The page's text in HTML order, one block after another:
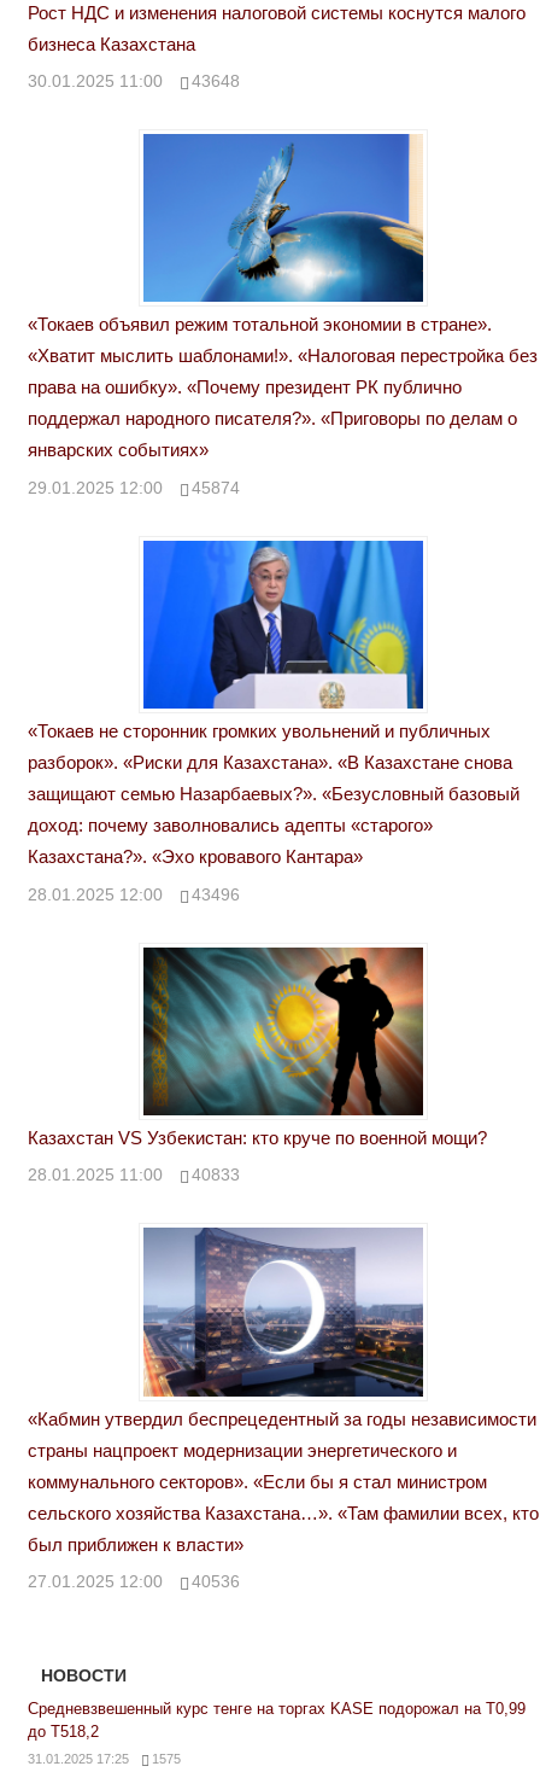
Рост НДС и изменения налоговой системы коснутся малого
бизнеса Казахстана
30.01.2025 11:00 43648
«Токаев объявил режим тотальной экономии в стране».
«Хватит мыслить шаблонами!». «Налоговая перестройка без
права на ошибку». «Почему президент РК публично
поддержал народного писателя?». «Приговоры по делам о
январских событиях»
29.01.2025 12:00 45874
«Токаев не сторонник громких увольнений и публичных
разборок». «Риски для Казахстана». «В Казахстане снова
защищают семью Назарбаевых?». «Безусловный базовый
доход: почему заволновались адепты «старого»
Казахстана?». «Эхо кровавого Кантара»
28.01.2025 12:00 43496
Казахстан VS Узбекистан: кто круче по военной мощи?
28.01.2025 11:00 40833
«Кабмин утвердил беспрецедентный за годы независимости
страны нацпроект модернизации энергетического и
коммунального секторов». «Если бы я стал министром
сельского хозяйства Казахстана…». «Там фамилии всех, кто
был приближен к власти»
27.01.2025 12:00 40536
НОВОСТИ
Средневзвешенный курс тенге на торгах KASE подорожал на Т0,99
до Т518,2
31.01.2025 17:25 1575